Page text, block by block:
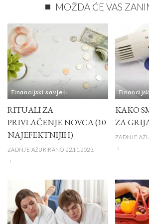
MOŽDA ĆE VAS
Financijski savjeti
RITUALI ZA
PRIVLAČENJE NOVCA (10
NAJEFEKTNIJIH)
ZADNJE AŽURIRANO 22.11.2023.
KAKO
ZA
ZADNJE